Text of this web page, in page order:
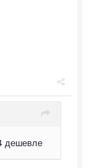
дешевле